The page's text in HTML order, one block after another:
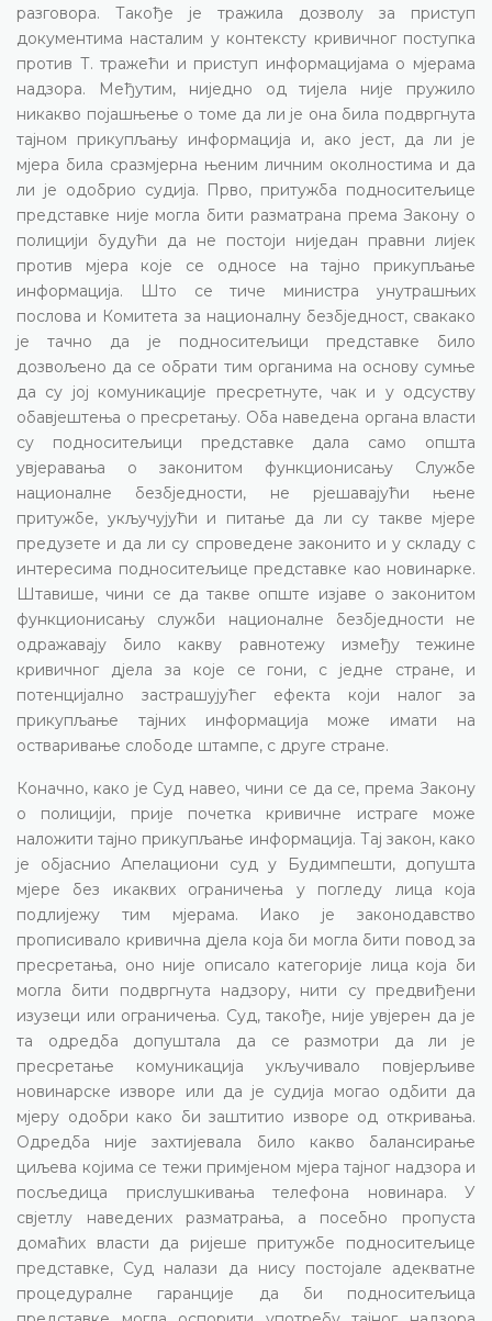
разговора. Такође је тражила дозволу за приступ
документима насталим у контексту кривичног поступка
против Т. тражећи и приступ информацијама о мјерама
надзора. Међутим, ниједно од тијела није пружило
никакво појашњење о томе да ли је она била подвргнута
тајном прикупљању информација и, ако јест, да ли је
мјера била сразмјерна њеним личним околностима и да
ли је одобрио судија. Прво, притужба подноситељице
представке није могла бити разматрана према Закону о
полицији будући да не постоји ниједан правни лијек
против мјера које се односе на тајно прикупљање
информација. Што се тиче министра унутрашњих
послова и Комитета за националну безбједност, свакако
је тачно да је подноситељици представке било
дозвољено да се обрати тим органима на основу сумње
да су јој комуникације пресретнуте, чак и у одсуству
обавјештења о пресретању. Оба наведена органа власти
су подноситељици представке дала само општа
увјеравања о законитом функционисању Службе
националне безбједности, не рјешавајући њене
притужбе, укључујући и питање да ли су такве мјере
предузете и да ли су спроведене законито и у складу с
интересима подноситељице представке као новинарке.
Штавише, чини се да такве опште изјаве о законитом
функционисању служби националне безбједности не
одражавају било какву равнотежу између тежине
кривичног дјела за које се гони, с једне стране, и
потенцијално застрашујућег ефекта који налог за
прикупљање тајних информација може имати на
остваривање слободе штампе, с друге стране.
Коначно, како је Суд навео, чини се да се, према Закону
о полицији, прије почетка кривичне истраге може
наложити тајно прикупљање информација. Тај закон, како
је објаснио Апелациони суд у Будимпешти, допушта
мјере без икаквих ограничења у погледу лица која
подлијежу тим мјерама. Иако је законодавство
прописивало кривична дјела која би могла бити повод за
пресретања, оно није описало категорије лица која би
могла бити подвргнута надзору, нити су предвиђени
изузеци или ограничења. Суд, такође, није увјерен да је
та одредба допуштала да се размотри да ли је
пресретање комуникација укључивало повјерљиве
новинарске изворе или да је судија могао одбити да
мјеру одобри како би заштитио изворе од откривања.
Одредба није захтијевала било какво балансирање
циљева којима се тежи примјеном мјера тајног надзора и
посљедица прислушкивања телефона новинара. У
свјетлу наведених разматрања, а посебно пропуста
домаћих власти да ријеше притужбе подноситељице
представке, Суд налази да нису постојале адекватне
процедуралне гаранције да би подноситељица